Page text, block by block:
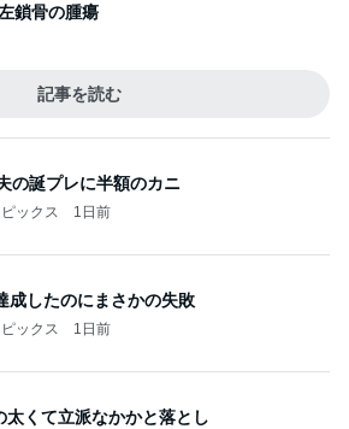
鎖骨の腫瘍
記事を読む
の誕プレに半額のカニ
ックス 1日前
成したのにまさかの失敗
ックス 1日前
太くて立派なかかと落とし